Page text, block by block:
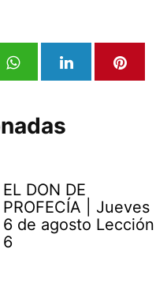
EL DON DE
PROFECÍA | Jueves
6 de agosto Lección
6